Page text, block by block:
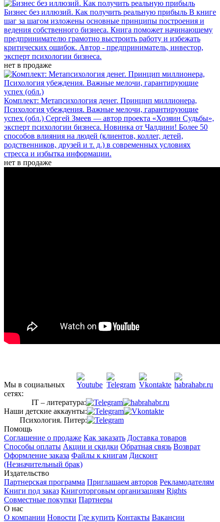
Бизнес без иллюзий. Как получить реальную прибыль В книге
шаг за шагом изложены основные принципы построения и
ведения собственного бизнеса. Книга поможет начинающему
предпринимателю грамотно выстроить работу и избежать
критических ошибок. Автор - предприниматель, инвестор,
эксперт психологии бизнеса.
нет в продаже
Комплект: Метапсихология денег. Принцип миллионера,
Психология убеждения. Важные мелочи, гарантирующие
успех (обл.) Сергей Змеев — автор проекта «Хозяин Судьбы»,
эксперт психологии бизнеса. Новинка от Чалдини! Более 50
способов влияния на людей (клиентов, коллег, детей,
родственников, друзей и т. д.) в современных условиях
стресса и избытка информации.
нет в продаже
Мы в социальных
сетях:
IT – литература:
Наши детские аккаунты:
Психология. Питер:
Помощь
Соглашение о продаже Как заказать Доставка товаров
Способы оплаты Акции и скидки Обратная связь Возврат
Оформление заказа Файлы к книгам Дисконт
(Незначительный брак)
Издательство
Партнерская программа Приглашаем авторов Рекламодателям
Книги под заказ Книготорговым организациям Rights
Совместные покупки Партнеры
О нас
О компании Новости Где купить Контакты Вакансии